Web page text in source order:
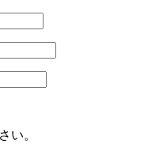
い。